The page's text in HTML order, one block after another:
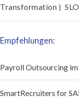
Transformation | SLO
Empfehlungen:
Payroll Outsourcing
SmartRecruiters for